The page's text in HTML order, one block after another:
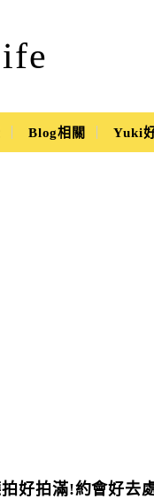
Blog相關 Yuki
好拍滿!約會好去